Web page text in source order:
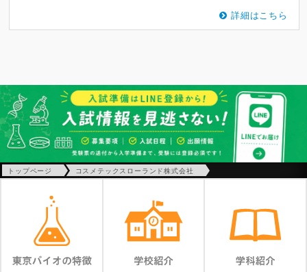
詳細はこちら
トップページ コスメテックスローランド株式会社